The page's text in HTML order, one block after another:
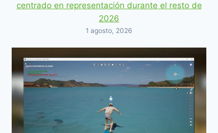
centrado en representación durante el resto de
2026
1 agosto, 2026